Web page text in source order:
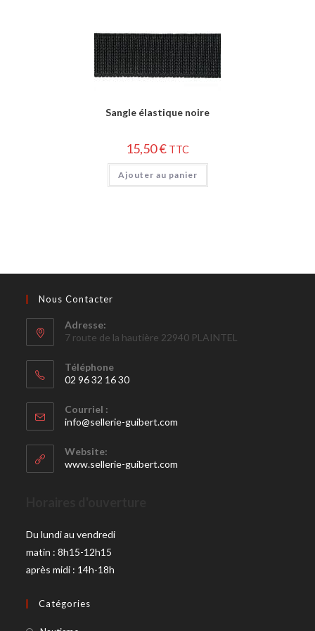
Sangle élastique noire
15,50€ TTC
Ajouter au panier
Nous Contacter
Adresse:
7 route de la hautière 22940 PLAINTEL
Téléphone
02 96 32 16 30
Courriel :
info@sellerie-guibert.com
Website:
www.sellerie-guibert.com
Du lundi au vendredi
matin : 8h15-12h15
après midi : 14h-18h
Catégories